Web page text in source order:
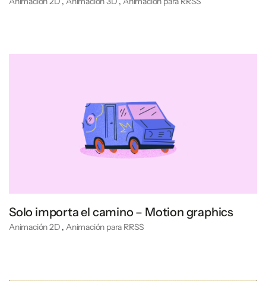
Solo importa el camino – Motion graphics
Animación 2D ,Animación para RRSS